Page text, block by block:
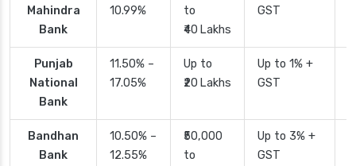
Mahindra
Bank
10.99%
to
₹40 Lakhs
GST
Punjab
National
Bank
11.50% –
17.05%
Up to
₹20 Lakhs
Up to 1% +
GST
Bandhan
Bank
10.50% –
12.55%
₹50,000
to
Up to 3% +
GST